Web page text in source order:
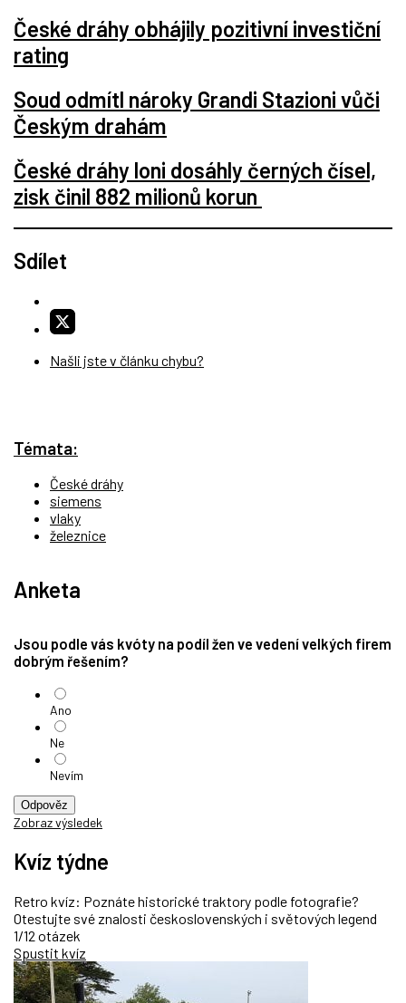
České dráhy obhájily pozitivní investiční
rating
Soud odmítl nároky Grandi Stazioni vůči
Českým drahám
České dráhy loni dosáhly černých čísel,
zisk činil 882 milionů korun
Sdílet
Našli jste v článku chybu?
Témata:
České dráhy
siemens
vlaky
železnice
Anketa
Jsou podle vás kvóty na podíl žen ve vedení velkých firem
dobrým řešením?
Ano
Ne
Nevím
Odpověz
Zobraz výsledek
Kvíz týdne
Retro kvíz: Poznáte historické traktory podle fotografie?
Otestujte své znalosti československých i světových legend
1/12 otázek
Spustit kvíz